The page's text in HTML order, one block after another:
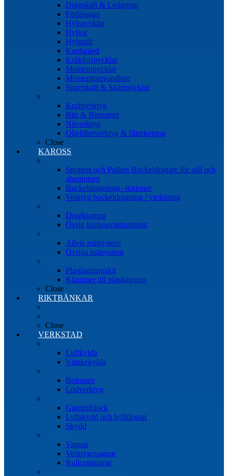
Dragskaft & Ledgrepp
Förlängare
Hylsnycklar
Hylsor
Hylsstift
Kardanled
Kråkfotsnycklar
Momentnycklar
Momentomvandlare
Spärrskaft & Spärrnycklar
Kraftverktyg
Bits & Bitssatser
Nitverktyg
Oljefilterverktyg & filterkoppar
Close
KAROSS
Spotters och Pullers Buckeldragare för stål och
aluminium
Buckeldragnings- stationer
Verktyg buckeldragning / ytriktning
Dragkrampa
Övrig karosseriutrustning
Allvis mätsystem
Övriga mätsystem
Plastlagningskit
Klammer till plastlagning
Close
RIKTBÄNKAR
Close
VERKSTAD
Luftkylda
Vätskekylda
Brännare
Lödverktyg
Gummiblock
Lyftskydd och lyftklossar
Skydd
Vagnar
Verktygsvagnar
Rullcontainrar